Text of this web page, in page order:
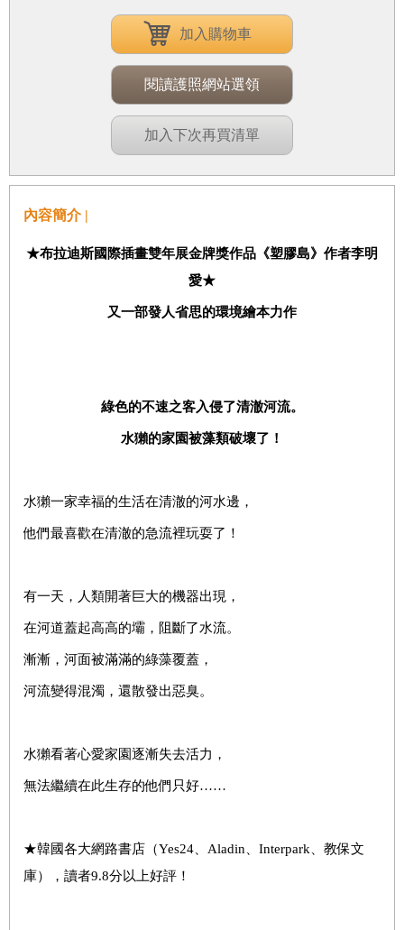
加入購物車
閱讀護照網站選領
加入下次再買清單
內容簡介 |
★布拉迪斯國際插畫雙年展金牌獎作品《塑膠島》作者李明
愛★
又一部發人省思的環境繪本力作
綠色的不速之客入侵了清澈河流。
水獺的家園被藻類破壞了！
水獺一家幸福的生活在清澈的河水邊，
他們最喜歡在清澈的急流裡玩耍了！
有一天，人類開著巨大的機器出現，
在河道蓋起高高的壩，阻斷了水流。
漸漸，河面被滿滿的綠藻覆蓋，
河流變得混濁，還散發出惡臭。
水獺看著心愛家園逐漸失去活力，
無法繼續在此生存的他們只好……
★韓國各大網路書店（Yes24、Aladin、Interpark、教保文
庫），讀者9.8分以上好評！